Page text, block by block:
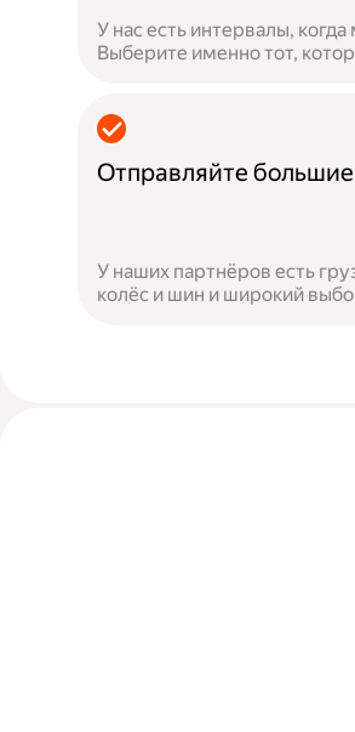
У нас есть интервалы,
Выберите именно тот,
Отправляйте
У наших партнёров есть
колёс и шин и широкий